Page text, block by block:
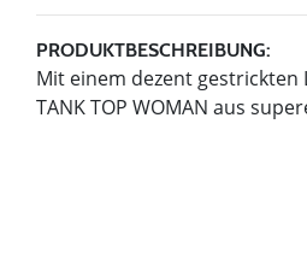
PRODUKTBESCHREIBUNG:
Mit einem dezent gestrickten
TANK TOP WOMAN aus